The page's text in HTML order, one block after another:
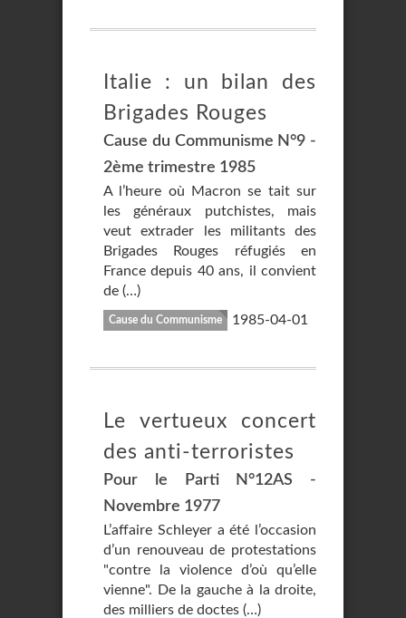
Italie : un bilan des
Brigades Rouges
Cause du Communisme N°9 -
2ème trimestre 1985
A l’heure où Macron se tait sur
les généraux putchistes, mais
veut extrader les militants des
Brigades Rouges réfugiés en
France depuis 40 ans, il convient
de (…)
Cause du Communisme 1985-04-01
Le vertueux concert
des anti-terroristes
Pour le Parti N°12AS -
Novembre 1977
L’affaire Schleyer a été l’occasion
d’un renouveau de protestations
"contre la violence d’où qu’elle
vienne". De la gauche à la droite,
des milliers de doctes (…)